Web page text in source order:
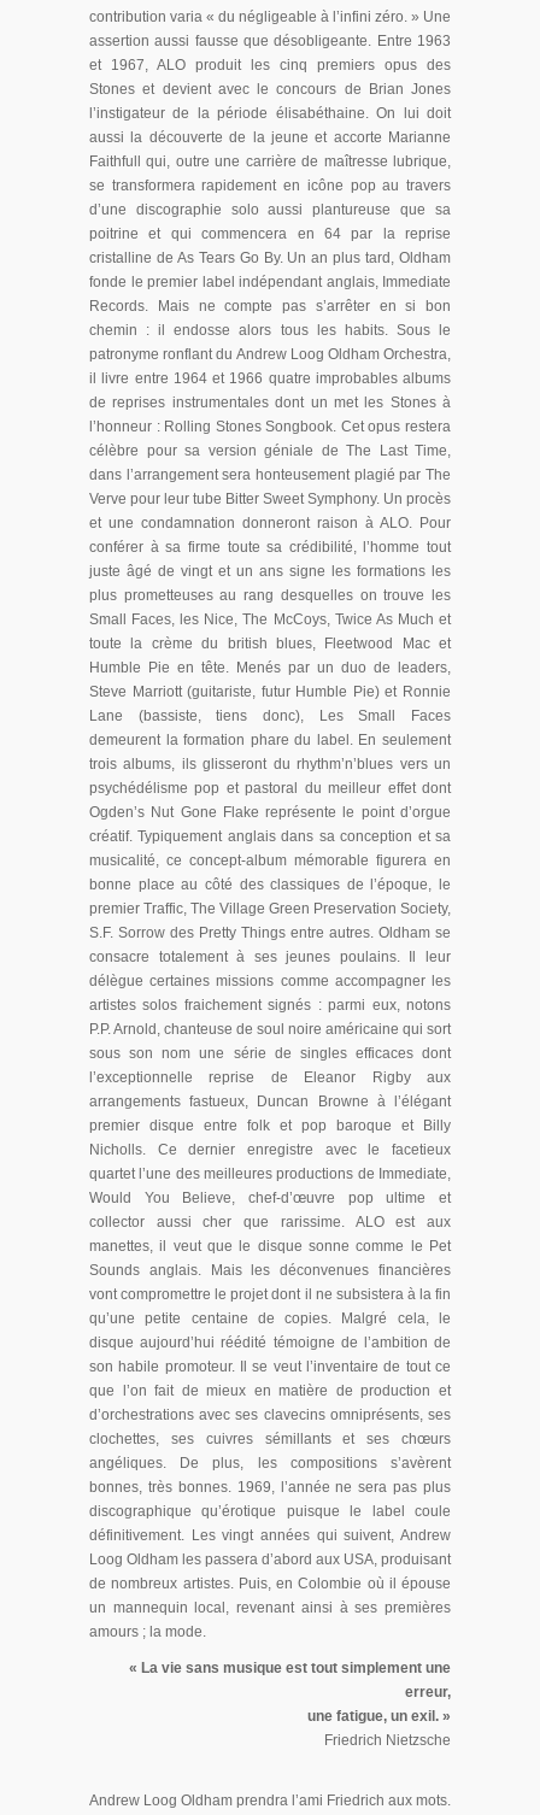
contribution varia « du négligeable à l’infini zéro. » Une
assertion aussi fausse que désobligeante. Entre 1963
et 1967, ALO produit les cinq premiers opus des
Stones et devient avec le concours de Brian Jones
l’instigateur de la période élisabéthaine. On lui doit
aussi la découverte de la jeune et accorte Marianne
Faithfull qui, outre une carrière de maîtresse lubrique,
se transformera rapidement en icône pop au travers
d’une discographie solo aussi plantureuse que sa
poitrine et qui commencera en 64 par la reprise
cristalline de As Tears Go By. Un an plus tard, Oldham
fonde le premier label indépendant anglais, Immediate
Records. Mais ne compte pas s’arrêter en si bon
chemin : il endosse alors tous les habits. Sous le
patronyme ronflant du Andrew Loog Oldham Orchestra,
il livre entre 1964 et 1966 quatre improbables albums
de reprises instrumentales dont un met les Stones à
l’honneur : Rolling Stones Songbook. Cet opus restera
célèbre pour sa version géniale de The Last Time,
dans l’arrangement sera honteusement plagié par The
Verve pour leur tube Bitter Sweet Symphony. Un procès
et une condamnation donneront raison à ALO. Pour
conférer à sa firme toute sa crédibilité, l’homme tout
juste âgé de vingt et un ans signe les formations les
plus prometteuses au rang desquelles on trouve les
Small Faces, les Nice, The McCoys, Twice As Much et
toute la crème du british blues, Fleetwood Mac et
Humble Pie en tête. Menés par un duo de leaders,
Steve Marriott (guitariste, futur Humble Pie) et Ronnie
Lane (bassiste, tiens donc), Les Small Faces
demeurent la formation phare du label. En seulement
trois albums, ils glisseront du rhythm’n’blues vers un
psychédélisme pop et pastoral du meilleur effet dont
Ogden’s Nut Gone Flake représente le point d’orgue
créatif. Typiquement anglais dans sa conception et sa
musicalité, ce concept-album mémorable figurera en
bonne place au côté des classiques de l’époque, le
premier Traffic, The Village Green Preservation Society,
S.F. Sorrow des Pretty Things entre autres. Oldham se
consacre totalement à ses jeunes poulains. Il leur
délègue certaines missions comme accompagner les
artistes solos fraichement signés : parmi eux, notons
P.P. Arnold, chanteuse de soul noire américaine qui sort
sous son nom une série de singles efficaces dont
l’exceptionnelle reprise de Eleanor Rigby aux
arrangements fastueux, Duncan Browne à l’élégant
premier disque entre folk et pop baroque et Billy
Nicholls. Ce dernier enregistre avec le facetieux
quartet l’une des meilleures productions de Immediate,
Would You Believe, chef-d’œuvre pop ultime et
collector aussi cher que rarissime. ALO est aux
manettes, il veut que le disque sonne comme le Pet
Sounds anglais. Mais les déconvenues financières
vont compromettre le projet dont il ne subsistera à la fin
qu’une petite centaine de copies. Malgré cela, le
disque aujourd’hui réédité témoigne de l’ambition de
son habile promoteur. Il se veut l’inventaire de tout ce
que l’on fait de mieux en matière de production et
d’orchestrations avec ses clavecins omniprésents, ses
clochettes, ses cuivres sémillants et ses chœurs
angéliques. De plus, les compositions s’avèrent
bonnes, très bonnes. 1969, l’année ne sera pas plus
discographique qu’érotique puisque le label coule
définitivement. Les vingt années qui suivent, Andrew
Loog Oldham les passera d’abord aux USA, produisant
de nombreux artistes. Puis, en Colombie où il épouse
un mannequin local, revenant ainsi à ses premières
amours ; la mode.
« La vie sans musique est tout simplement une
erreur,
une fatigue, un exil. »
Friedrich Nietzsche
Andrew Loog Oldham prendra l’ami Friedrich aux mots.